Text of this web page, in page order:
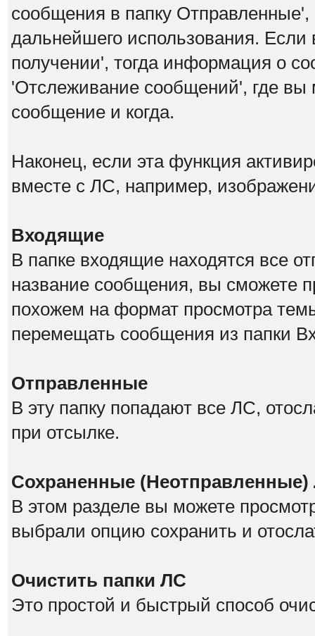
сообщения в папку
дальнейшего использования.
получении', тогда информация о
'Отслеживание сообщений', где вы
сообщение и когда.
Наконец, если эта функция
вместе с ЛС, например,
Входящие
В папке входящие находятся все
название сообщения, вы сможете
похожем на формат просмотра
перемещать сообщения из папки
Отправленные
В эту папку попадают все ЛС,
при отсылке.
Сохраненные
В этом разделе вы можете
выбрали опцию сохранить и
Очистить папки ЛС
Это простой и быстрый способ